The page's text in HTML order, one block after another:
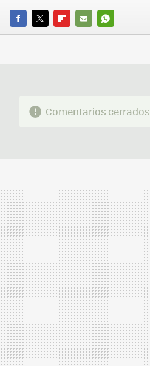
FACEBOOK
TWITTERFLIPBOARD
E-
WHATSAPP
Comentarios cerrados